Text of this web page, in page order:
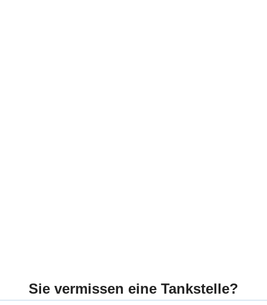
Sie vermissen eine Tankstelle?